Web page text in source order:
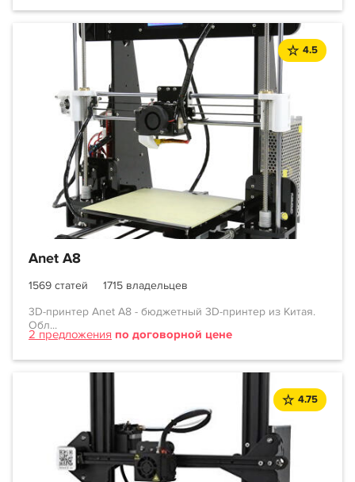
4.5
Anet A8
1569 статей
1715 владельцев
3D-принтер Anet A8 - бюджетный 3D-принтер из Китая.
Обл...
2 предложения по договорной цене
4.75